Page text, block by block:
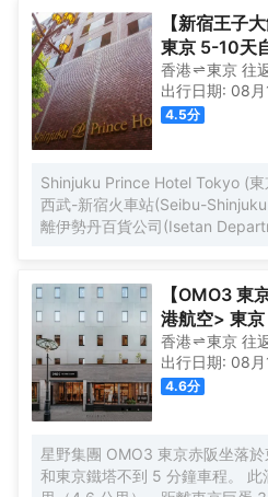
【新宿王子
東京 5-10天
香港 東京 往
出行日期: 08月
4.5分
Shinjuku Prince Hotel Tokyo (
西武-新宿火車站(Seibu-
離伊勢丹百貨公司(Isetan
地區。 酒店客房採用現代風格設
居空間。所有客房均配有全套傢
服務，能夠滿足您住宿期間的一
便利，酒店還設有24小時前台，
寄存等服務。值得一提的是，酒
景的日本餐廳，供應創意日本料
來來自視覺和味蕾的雙重感官享
的設施以及無微不至的專業化服
每一位下榻於此的賓客帶來非一
此，您的旅途也將多一份温暖、
【OMO3 東
港航空> 東
香港 東京 往
出行日期: 08月
4.6分
星野集團 OMO3 東京赤阪坐落
和東京鐵塔不到 5 分鐘車程。